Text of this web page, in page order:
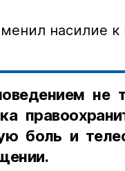
насилие к
не
боль и